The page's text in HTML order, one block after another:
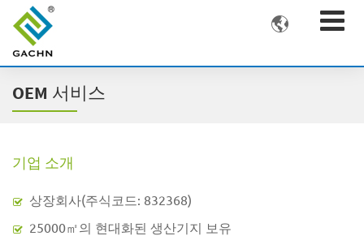

OEM 서비스
기업 소개
상장회사(주식코드: 832368)
25000㎡의 현대화된 생산기지 보유